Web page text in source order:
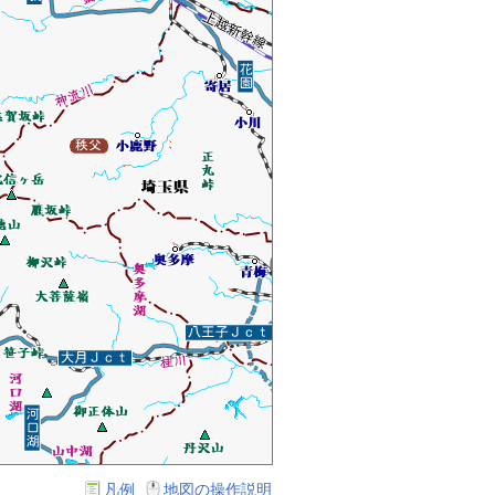
凡例 地図の操作説明